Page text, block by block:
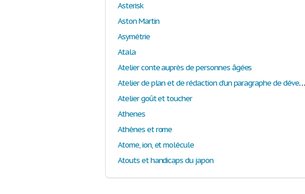
Asterisk
Aston Martin
Asymétrie
Atala
Atelier conte auprès de personnes âgées
Atelier de plan et de rédaction d’un paragraphe de développement sur Harry Potter de J.K. Rowling
Atelier goût et toucher
Athenes
Athènes et rome
Atome, ion, et molécule
Atouts et handicaps du japon